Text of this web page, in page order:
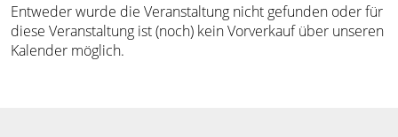
Entweder wurde die Veranstaltung nicht gefunden oder für
diese Veranstaltung ist (noch) kein Vorverkauf über unseren
Kalender möglich.